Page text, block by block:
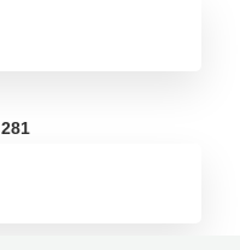
281